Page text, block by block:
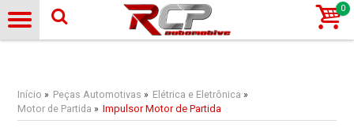
0
Início » Peças Automotivas » Elétrica e Eletrônica »
Motor de Partida » Impulsor Motor de Partida